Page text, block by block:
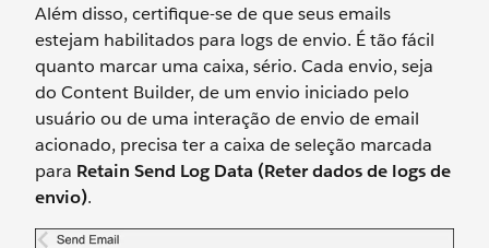
Além disso, certifique-se de que seus emails
estejam habilitados para logs de envio. É tão fácil
quanto marcar uma caixa, sério. Cada envio, seja
do Content Builder, de um envio iniciado pelo
usuário ou de uma interação de envio de email
acionado, precisa ter a caixa de seleção marcada
para Retain Send Log Data (Reter dados de logs de
envio).